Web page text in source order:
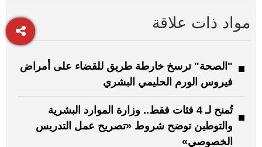
مواد ذات علاقة
"الصحة" ترسخ خارطة طريق للقضاء على أمراض
فيروس الورم الحليمي البشري
تُمنح لـ 4 فئات فقط.. وزارة الموارد البشرية
والتوطين توضح شروط «تصريح عمل التدريس
الخصوصي»